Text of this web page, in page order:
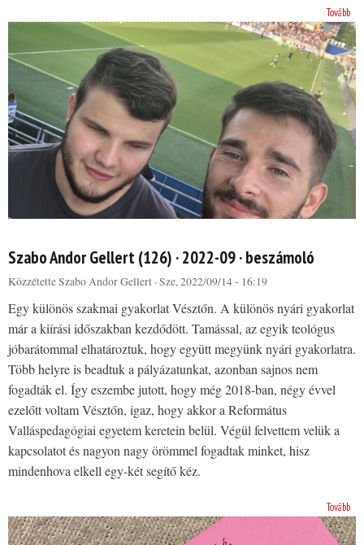
Tovább
Szabo Andor Gellert (126) · 2022-09 · beszámoló
KözzétetteSzabo Andor Gellert · Sze, 2022/09/14 - 16:19
Egy különös szakmai gyakorlat Vésztőn. A különös nyári gyakorlat
már a kiírási időszakban kezdődött. Tamással, az egyik teológus
jóbarátommal elhatároztuk, hogy együtt megyünk nyári gyakorlatra.
Több helyre is beadtuk a pályázatunkat, azonban sajnos nem
fogadták el. Így eszembe jutott, hogy még 2018-ban, négy évvel
ezelőtt voltam Vésztőn, igaz, hogy akkor a Református
Valláspedagógiai egyetem keretein belül. Végül felvettem velük a
kapcsolatot és nagyon nagy örömmel fogadtak minket, hisz
mindenhova elkell egy-két segítő kéz.
Tovább